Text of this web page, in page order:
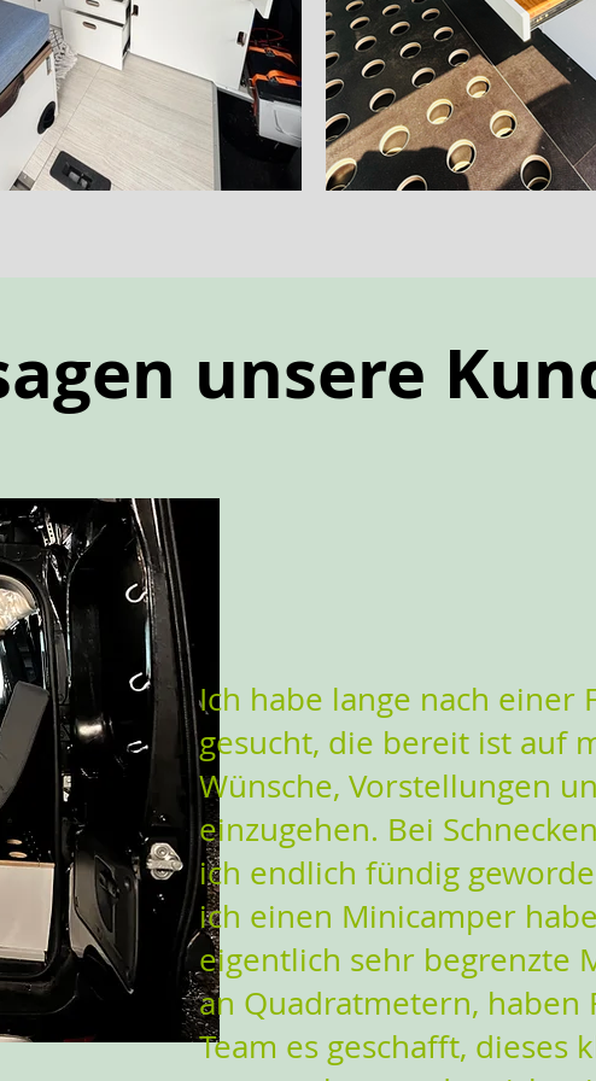
unsere
Ich habe lange nach einer
gesucht, die bereit ist auf
Wünsche, Vorstellungen
einzugehen. Bei
ich endlich fündig
ich einen Minicamper
eigentlich sehr begrenzte
an Quadratmetern, haben
Team es geschafft, dieses